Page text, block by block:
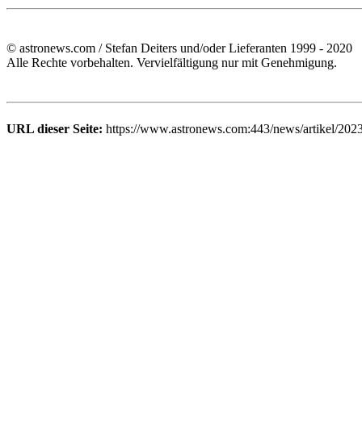
© astronews.com / Stefan Deiters und/oder Lieferanten 1999 - 2020
Alle Rechte vorbehalten. Vervielfältigung nur mit Genehmigung.
URL dieser Seite: https://www.astronews.com:443/news/artikel/